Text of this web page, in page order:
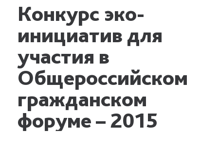
Конкурс эко-
инициатив для
участия в
Общероссийском
гражданском
форуме – 2015